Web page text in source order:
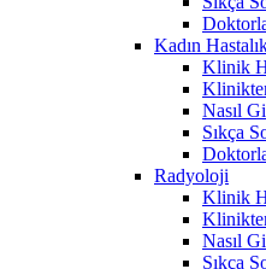
Kadın
Klinik
Nasıl
Sıkça
Radyoloji
Klinik
Nasıl
Sıkça